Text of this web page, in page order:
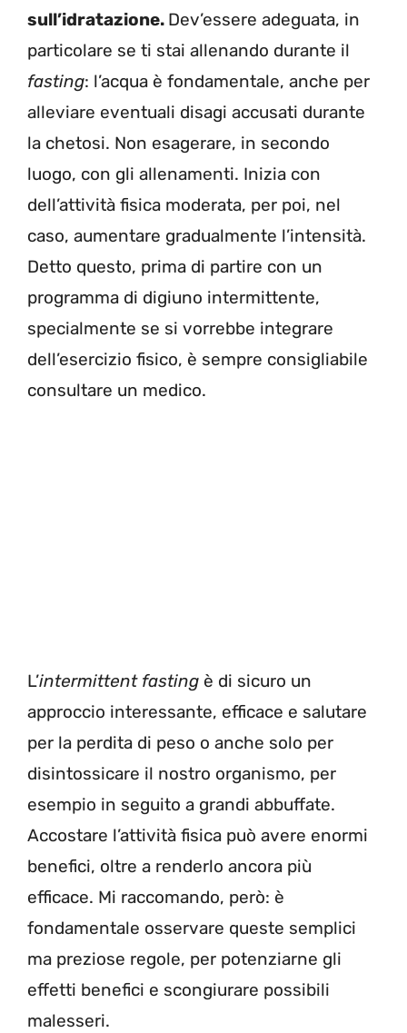
sull’idratazione. Dev’essere adeguata, in
particolare se ti stai allenando durante il
fasting: l’acqua è fondamentale, anche per
alleviare eventuali disagi accusati durante
la chetosi. Non esagerare, in secondo
luogo, con gli allenamenti. Inizia con
dell’attività fisica moderata, per poi, nel
caso, aumentare gradualmente l’intensità.
Detto questo, prima di partire con un
programma di digiuno intermittente,
specialmente se si vorrebbe integrare
dell’esercizio fisico, è sempre consigliabile
consultare un medico.
L’intermittent fasting è di sicuro un
approccio interessante, efficace e salutare
per la perdita di peso o anche solo per
disintossicare il nostro organismo, per
esempio in seguito a grandi abbuffate.
Accostare l’attività fisica può avere enormi
benefici, oltre a renderlo ancora più
efficace. Mi raccomando, però: è
fondamentale osservare queste semplici
ma preziose regole, per potenziarne gli
effetti benefici e scongiurare possibili
malesseri.